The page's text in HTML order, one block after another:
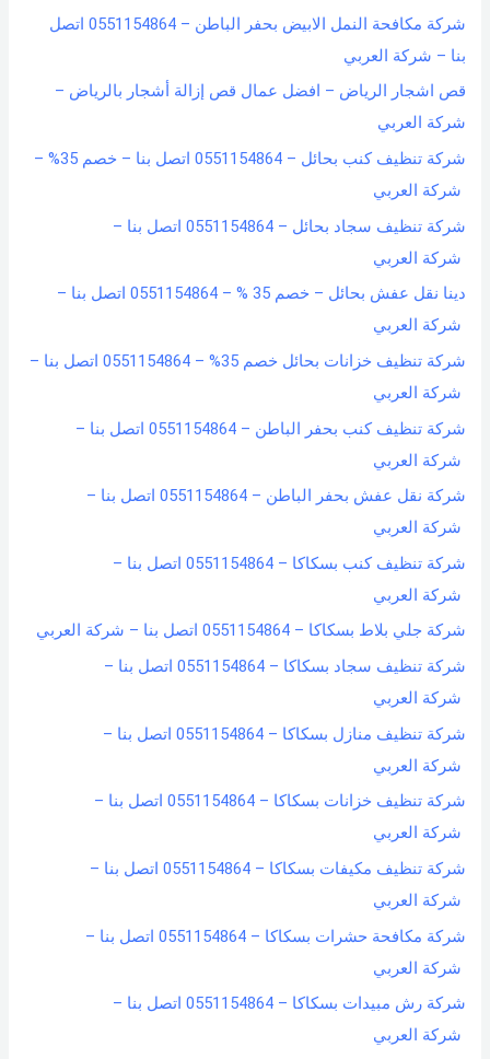
شركة مكافحة النمل الابيض بحفر الباطن – 0551154864 اتصل
بنا – شركة العربي
قص اشجار الرياض – افضل عمال قص إزالة أشجار بالرياض –
شركة العربي
شركة تنظيف كنب بحائل – 0551154864 اتصل بنا – خصم 35% –
شركة العربي
شركة تنظيف سجاد بحائل – 0551154864 اتصل بنا –
شركة العربي
دينا نقل عفش بحائل – خصم 35 % – 0551154864 اتصل بنا –
شركة العربي
شركة تنظيف خزانات بحائل خصم 35% – 0551154864 اتصل بنا –
شركة العربي
شركة تنظيف كنب بحفر الباطن – 0551154864 اتصل بنا –
شركة العربي
شركة نقل عفش بحفر الباطن – 0551154864 اتصل بنا –
شركة العربي
شركة تنظيف كنب بسكاكا – 0551154864 اتصل بنا –
شركة العربي
شركة جلي بلاط بسكاكا – 0551154864 اتصل بنا – شركة العربي
شركة تنظيف سجاد بسكاكا – 0551154864 اتصل بنا –
شركة العربي
شركة تنظيف منازل بسكاكا – 0551154864 اتصل بنا –
شركة العربي
شركة تنظيف خزانات بسكاكا – 0551154864 اتصل بنا –
شركة العربي
شركة تنظيف مكيفات بسكاكا – 0551154864 اتصل بنا –
شركة العربي
شركة مكافحة حشرات بسكاكا – 0551154864 اتصل بنا –
شركة العربي
شركة رش مبيدات بسكاكا – 0551154864 اتصل بنا –
شركة العربي